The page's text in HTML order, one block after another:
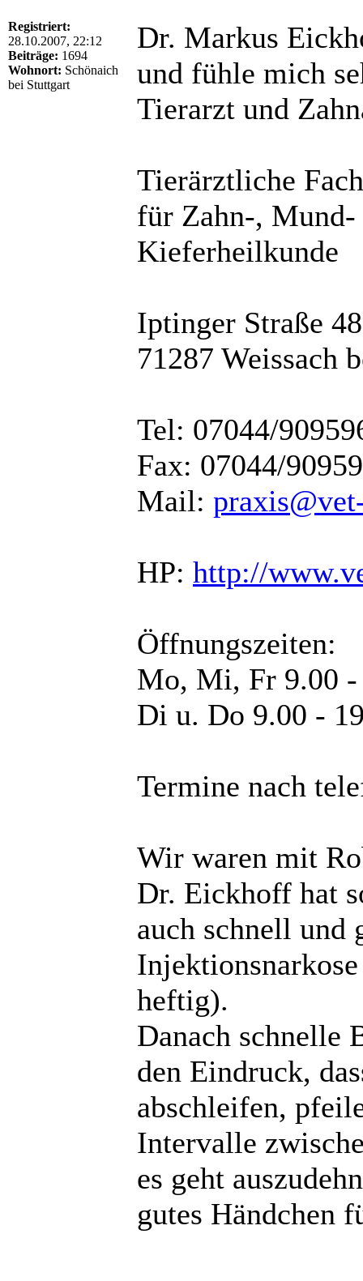
Registriert:
28.10.2007, 22:12
Beiträge: 1694
Wohnort: Schönaich
bei Stuttgart
Dr. Markus
und fühle mich
Tierarzt und
Tierärztliche
für Zahn-, Mund-
Kieferheilkunde
Iptinger Straße 48
71287 Weissach
Tel: 07044/
Fax: 07044/
Mail:
HP: http://
Öffnungszeiten:
Mo, Mi, Fr 9.00
Di u. Do 9.00 -
Termine nach
Wir waren mit
Dr. Eickhoff hat
auch schnell und
heftig).
Danach schnelle
den Eindruck,
abschleifen,
Intervalle
es geht
gutes Händchen